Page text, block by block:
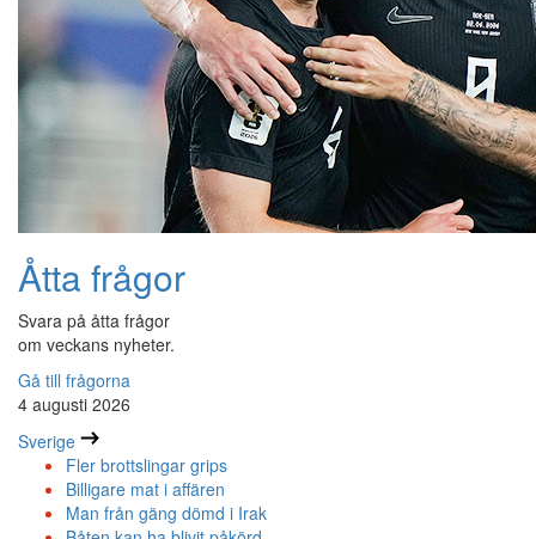
Åtta frågor
Svara på åtta frågor
om veckans nyheter.
Gå till frågorna
4 augusti 2026
Sverige
Fler brottslingar grips
Billigare mat i affären
Man från gäng dömd i Irak